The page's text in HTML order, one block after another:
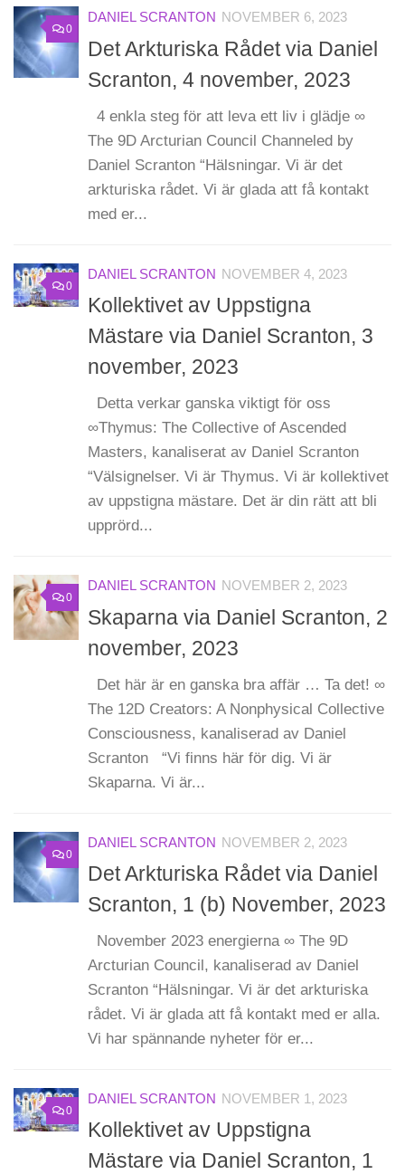
0
DANIEL SCRANTON NOVEMBER 6, 2023
Det Arkturiska Rådet via Daniel
Scranton, 4 november, 2023
4 enkla steg för att leva ett liv i glädje ∞
The 9D Arcturian Council Channeled by
Daniel Scranton “Hälsningar. Vi är det
arkturiska rådet. Vi är glada att få kontakt
med er...
0
DANIEL SCRANTON NOVEMBER 4, 2023
Kollektivet av Uppstigna
Mästare via Daniel Scranton, 3
november, 2023
Detta verkar ganska viktigt för oss
∞Thymus: The Collective of Ascended
Masters, kanaliserat av Daniel Scranton
“Välsignelser. Vi är Thymus. Vi är kollektivet
av uppstigna mästare. Det är din rätt att bli
upprörd...
0
DANIEL SCRANTON NOVEMBER 2, 2023
Skaparna via Daniel Scranton, 2
november, 2023
Det här är en ganska bra affär … Ta det! ∞
The 12D Creators: A Nonphysical Collective
Consciousness, kanaliserad av Daniel
Scranton “Vi finns här för dig. Vi är
Skaparna. Vi är...
0
DANIEL SCRANTON NOVEMBER 2, 2023
Det Arkturiska Rådet via Daniel
Scranton, 1 (b) November, 2023
November 2023 energierna ∞ The 9D
Arcturian Council, kanaliserad av Daniel
Scranton “Hälsningar. Vi är det arkturiska
rådet. Vi är glada att få kontakt med er alla.
Vi har spännande nyheter för er...
0
DANIEL SCRANTON NOVEMBER 1, 2023
Kollektivet av Uppstigna
Mästare via Daniel Scranton, 1